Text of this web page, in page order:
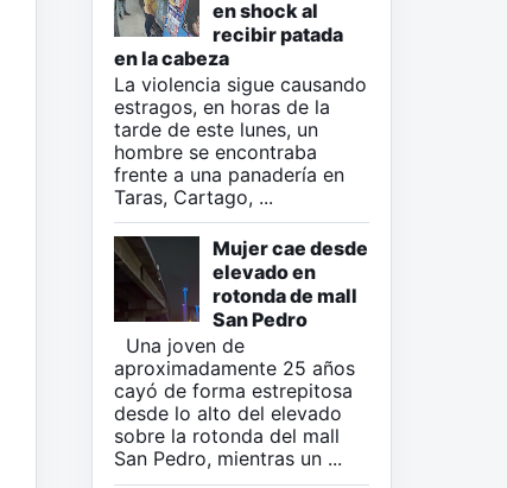
en shock al
recibir patada
en la cabeza
La violencia sigue causando
estragos, en horas de la
tarde de este lunes, un
hombre se encontraba
frente a una panadería en
Taras, Cartago, ...
Mujer cae desde
elevado en
rotonda de mall
San Pedro
Una joven de
aproximadamente 25 años
cayó de forma estrepitosa
desde lo alto del elevado
sobre la rotonda del mall
San Pedro, mientras un ...